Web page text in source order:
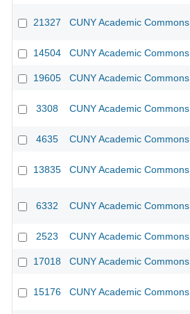
21327 CUNY Academic Commons
14504 CUNY Academic Commons
19605 CUNY Academic Commons
3308 CUNY Academic Commons
4635 CUNY Academic Commons
13835 CUNY Academic Commons
6332 CUNY Academic Commons
2523 CUNY Academic Commons
17018 CUNY Academic Commons
15176 CUNY Academic Commons